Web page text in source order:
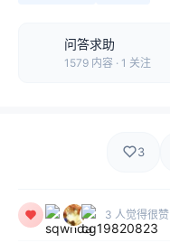
问答求助
1579 内容 · 1 关注
3
3 人觉得很赞